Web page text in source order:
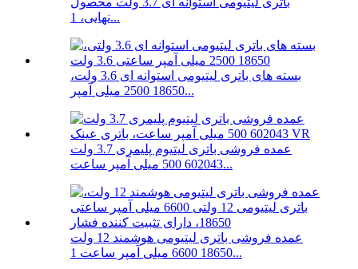
نهایی، 1...
بسته های باتری لیتیومی استوانه ای 3.6 ولت،
18650 2500 میلی آمپر...
عمده فروشی باتری لیتیوم پلیمری 3.7 ولت
602043 500 میلی آمپر ساعت...
عمده فروشی باتری لیتیومی هوشمند 12 ولت
18650 6600 میلی آمپر ساعت 1...